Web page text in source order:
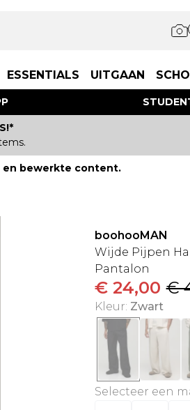
ESSENTIALS UITGAAN
en bewerkte content.
boohooMAN
Wijde Pijpen
Pantalon
€ 24,00 €
Kleur: Zwart
Selecteer een